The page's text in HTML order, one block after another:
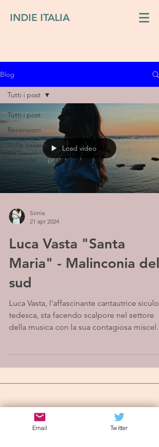
INDIE ITALIA
Blog
Tutti i post
Recensioni
Indie italiano
Interviste
Tutti i post
Load video
Sonia
21 apr 2024
Luca Vasta "Santa
Maria" - Malinconia del
sud
Luca Vasta, l'affascinante cantautrice siculo-
tedesca, sta facendo scalpore nel settore
della musica con la sua contagiosa miscela
Iscriviti alla mailing list
Email Twitter